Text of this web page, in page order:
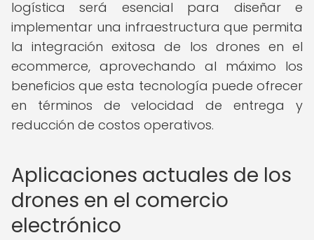
logística será esencial para diseñar e
implementar una infraestructura que permita
la integración exitosa de los drones en el
ecommerce, aprovechando al máximo los
beneficios que esta tecnología puede ofrecer
en términos de velocidad de entrega y
reducción de costos operativos.
Aplicaciones actuales de los
drones en el comercio
electrónico